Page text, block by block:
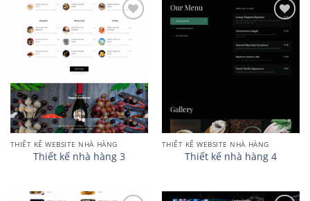
Add to
wishlist
THIẾT KẾ WEBSITE NHÀ HÀNG
Thiết kế nhà hàng 3
Add to
THIẾT KẾ WEBSITE NHÀ HÀNG
Thiết kế nhà hàng 4